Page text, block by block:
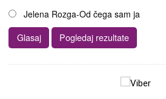
Jelena Rozga-Od čega sam ja